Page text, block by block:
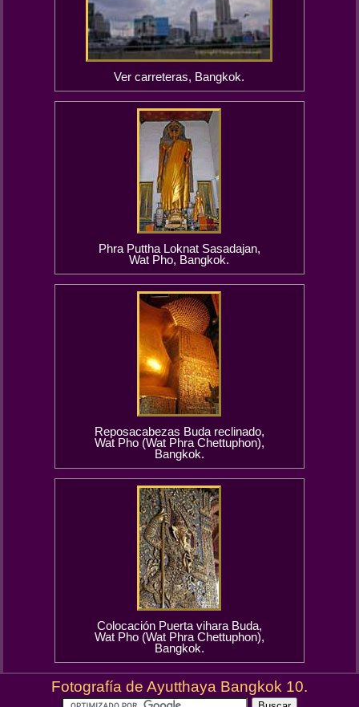
Ver carreteras, Bangkok.
Phra Puttha Loknat Sasadajan,
Wat Pho, Bangkok.
Reposacabezas Buda reclinado,
Wat Pho (Wat Phra Chettuphon),
Bangkok.
Colocación Puerta vihara Buda,
Wat Pho (Wat Phra Chettuphon),
Bangkok.
Fotografía de Ayutthaya Bangkok 10.